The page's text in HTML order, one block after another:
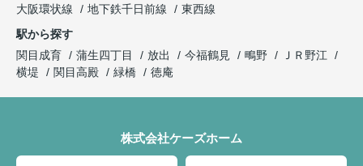
大阪環状線
地下鉄千日前線
東西線
駅から探す
関目成育
蒲生四丁目 放出 今福鶴見 鴫野
ＪＲ野江
横堤
関目高殿 緑橋 徳庵
株式会社ケーズホーム